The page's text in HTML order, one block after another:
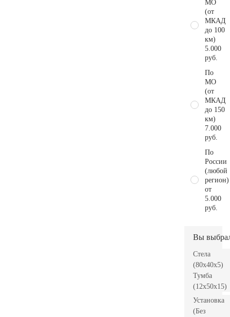
МО
(от
МКАД
до 100
км)
5.000
руб.
По
МО
(от
МКАД
до 150
км)
7.000
руб.
По
России
(любой
регион)
от
5.000
руб.
Вы
Стела
(80x40x5)
Тумба
(12x50x15)
Установка
(Без